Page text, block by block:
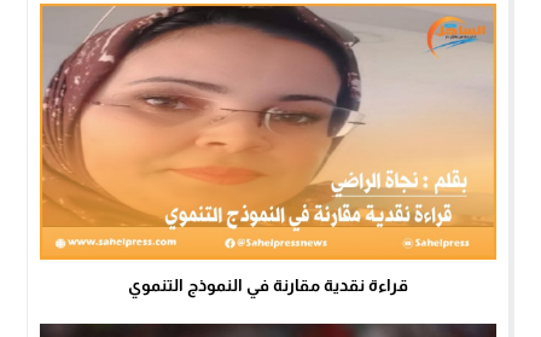
قراءة نقدية مقارنة في النموذج التنموي